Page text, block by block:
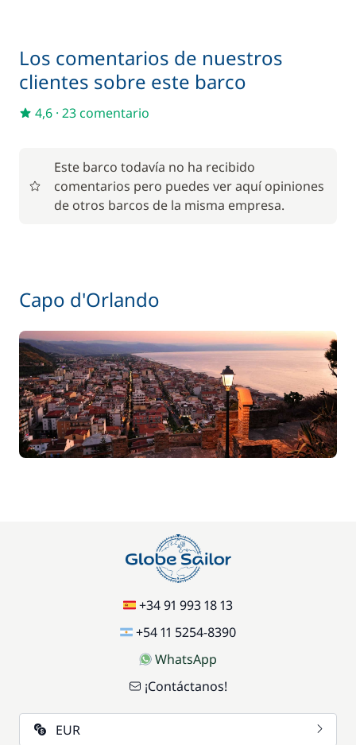
Azafata (comidas no incluidas) 1 350,00 €
Red de seguridad
Última noche a bordo (viernes)
Los comentarios de nuestros
clientes sobre este barco
4,6 · 23 comentario
Este barco todavía no ha recibido
comentarios pero puedes ver aquí opiniones
de otros barcos de la misma empresa.
Capo d'Orlando
+34 91 993 18 13
+54 11 5254-8390
WhatsApp
¡Contáctanos!
EUR